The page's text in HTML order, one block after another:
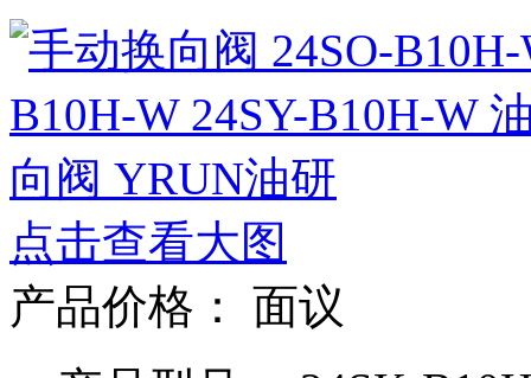
点击查看大图
产品价格： 面议